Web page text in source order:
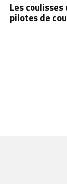
Les
pilotes de